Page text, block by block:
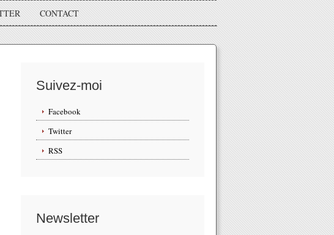
CONTACT
Suivez-moi
Facebook
Twitter
RSS
Newsletter